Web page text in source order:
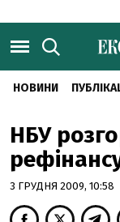
НОВИНИ
НБУ
3 ГРУДНЯ 2009, 10:58